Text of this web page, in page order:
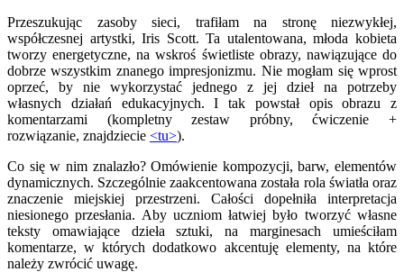
Przeszukując zasoby sieci, trafiłam na stronę niezwykłej,
współczesnej artystki, Iris Scott. Ta utalentowana, młoda kobieta
tworzy energetyczne, na wskroś świetliste obrazy, nawiązujące do
dobrze wszystkim znanego impresjonizmu. Nie mogłam się wprost
oprzeć, by nie wykorzystać jednego z jej dzieł na potrzeby
własnych działań edukacyjnych. I tak powstał opis obrazu z
komentarzami (kompletny zestaw próbny, ćwiczenie +
rozwiązanie, znajdziecie <tu>).
Co się w nim znalazło? Omówienie kompozycji, barw, elementów
dynamicznych. Szczególnie zaakcentowana została rola światła oraz
znaczenie miejskiej przestrzeni. Całości dopełniła interpretacja
niesionego przesłania. Aby uczniom łatwiej było tworzyć własne
teksty omawiające dzieła sztuki, na marginesach umieściłam
komentarze, w których dodatkowo akcentuję elementy, na które
należy zwrócić uwagę.